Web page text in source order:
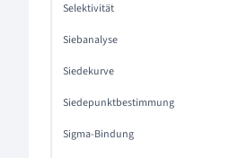
Selektivität
Siebanalyse
Siedekurve
Siedepunktbestimmung
Sigma-Bindung